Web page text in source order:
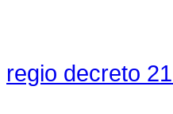
regio decreto